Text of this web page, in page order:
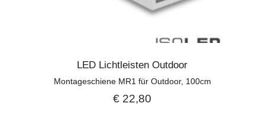
LED Lichtleisten Outdoor
Montageschiene MR1 für Outdoor, 100cm
€ 22,80